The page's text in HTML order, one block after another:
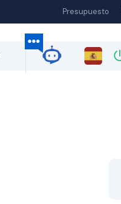
Presupuesto